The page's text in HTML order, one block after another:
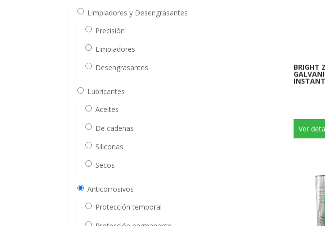
Limpiadores y Desengrasantes
Precisión
Limpiadores
Desengrasantes
Lubricantes
Aceites
De cadenas
Siliconas
Secos
Anticorrosivos
Protección temporal
BRIGHT
Ver